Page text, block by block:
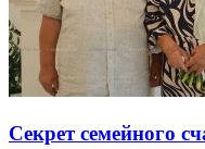
Секрет семейного